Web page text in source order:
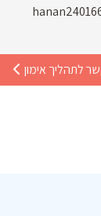
לתהליך אימון